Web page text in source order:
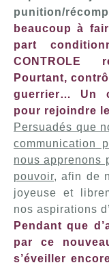
punition/
beaucoup à
part
CONTROLE
Pourtant,
guerrier… Un
pour rejoindre
Persuadés que
communication
nous apprenons
pouvoir, afin de
joyeuse et
nos aspirations
Pendant que
par ce
s’éveiller